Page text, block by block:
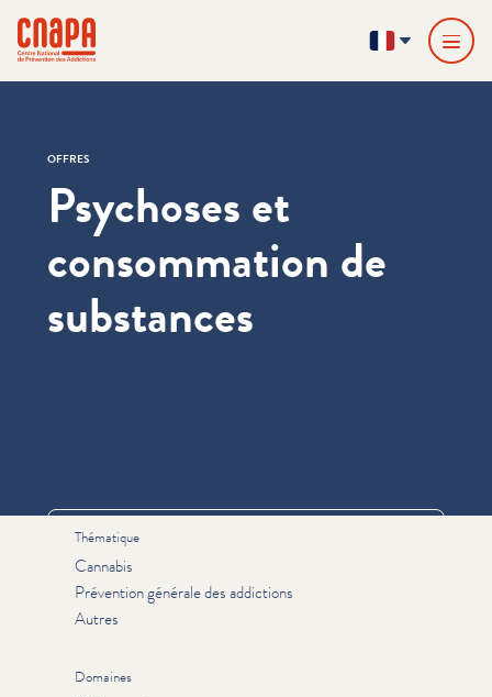
cnapa
FR
OFFRES
Psychoses et
consommation de
substances
Thématique
Cannabis
Prévention générale des addictions
Autres
Domaines